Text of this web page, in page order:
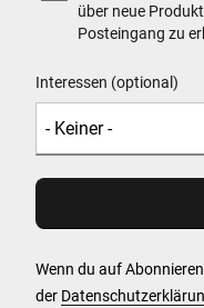
über neue
Posteingang zu
Interessen (optional)
Wenn du auf
der